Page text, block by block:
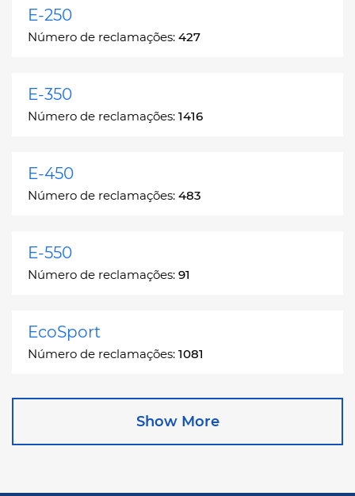
E-250
Número de reclamações: 427
E-350
Número de reclamações: 1416
E-450
Número de reclamações: 483
E-550
Número de reclamações: 91
EcoSport
Número de reclamações: 1081
Escape
Show More